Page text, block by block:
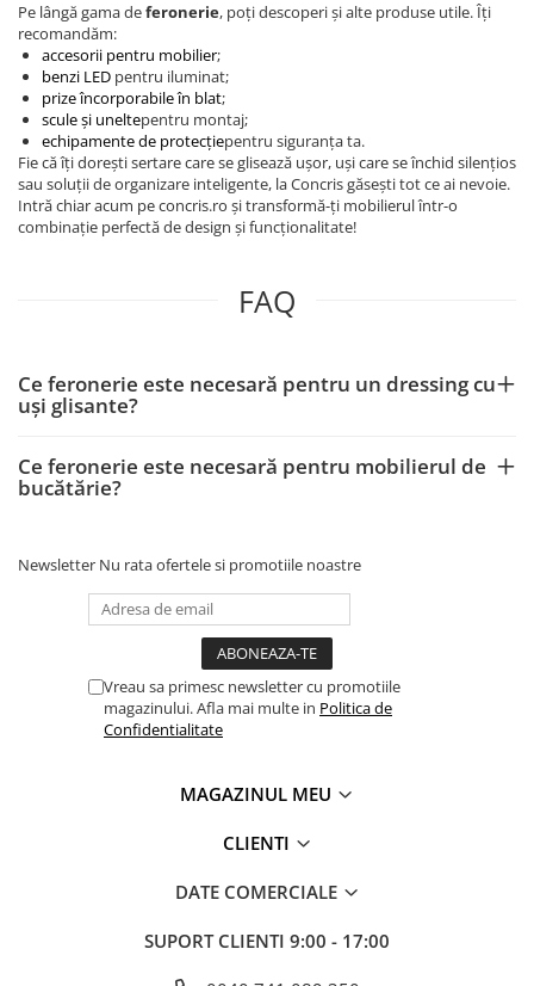
Pe lângă gama deferonerie, poți descoperi și alte produse utile. Îți
recomandăm:
accesorii pentru mobilier;
benzi LED pentru iluminat;
prize încorporabile în blat;
scule și uneltepentru montaj;
echipamente de protecțiepentru siguranța ta.
Fie că îți dorești sertare care se glisează ușor, uși care se închid silențios
sau soluții de organizare inteligente, la Concris găsești tot ce ai nevoie.
Intră chiar acum pe concris.ro și transformă-ți mobilierul într-o
combinație perfectă de design și funcționalitate!
FAQ
Ce feronerie este necesară pentru un dressing cu
uși glisante?
Ce feronerie este necesară pentru mobilierul de
bucătărie?
Newsletter Nu rata ofertele si promotiile noastre
Vreau sa primesc newsletter cu promotiile
magazinului. Afla mai multe in Politica de
Confidentialitate
MAGAZINUL MEU
CLIENTI
DATE COMERCIALE
SUPORT CLIENTI 9:00 - 17:00